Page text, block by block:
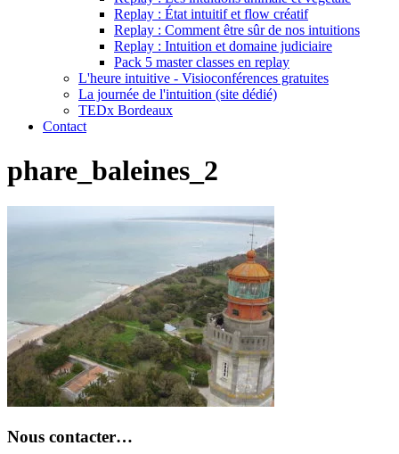
Replay : État intuitif et flow créatif
Replay : Comment être sûr de nos intuitions
Replay : Intuition et domaine judiciaire
Pack 5 master classes en replay
L'heure intuitive - Visioconférences gratuites
La journée de l'intuition (site dédié)
TEDx Bordeaux
Contact
phare_baleines_2
Nous contacter…